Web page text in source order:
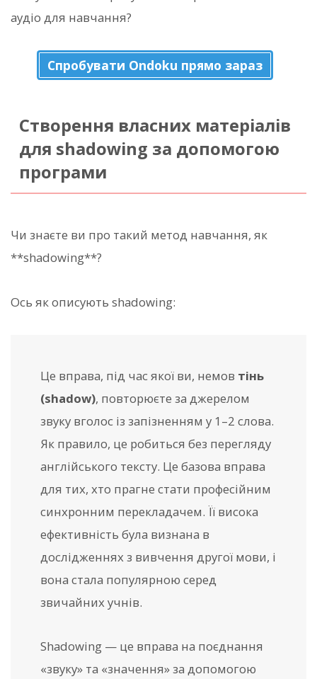
аудіо для навчання?
Спробувати Ondoku прямо зараз
Створення власних матеріалів
для shadowing за допомогою
програми
Чи знаєте ви про такий метод навчання, як
**shadowing**?
Ось як описують shadowing:
Це вправа, під час якої ви, немов тінь
(shadow), повторюєте за джерелом
звуку вголос із запізненням у 1–2 слова.
Як правило, це робиться без перегляду
англійського тексту. Це базова вправа
для тих, хто прагне стати професійним
синхронним перекладачем. Її висока
ефективність була визнана в
дослідженнях з вивчення другої мови, і
вона стала популярною серед
звичайних учнів.
Shadowing — це вправа на поєднання
«звуку» та «значення» за допомогою